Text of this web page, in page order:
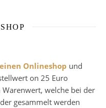
Onlineshop und
on 25 Euro
Warenwert, welche bei der
gesammelt werden